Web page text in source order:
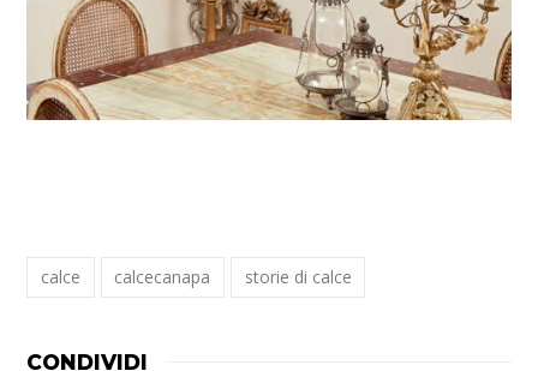
calce calcecanapa storie di calce
CONDIVIDI